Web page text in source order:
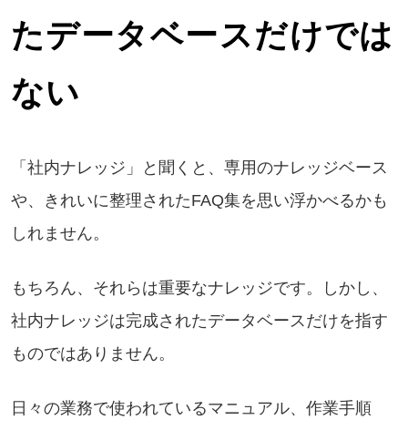
たデータベースだけでは
ない
「社内ナレッジ」と聞くと、専用のナレッジベース
や、きれいに整理されたFAQ集を思い浮かべるかも
しれません。
もちろん、それらは重要なナレッジです。しかし、
社内ナレッジは完成されたデータベースだけを指す
ものではありません。
日々の業務で使われているマニュアル、作業手順